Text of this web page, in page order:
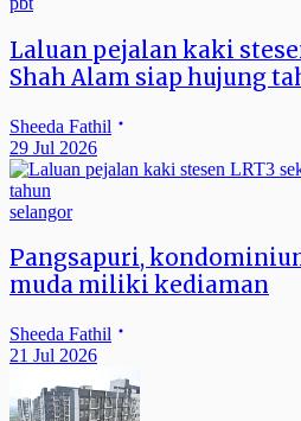
Laluan pejalan kaki
Shah Alam siap hujung
Sheeda Fathil
29 Jul 2026
selangor
Pangsapuri,
muda miliki kediaman
Sheeda Fathil
21 Jul 2026